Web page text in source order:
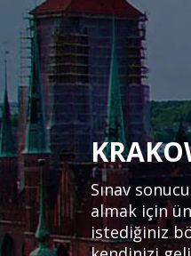
Sınav
almak için
istediğiniz